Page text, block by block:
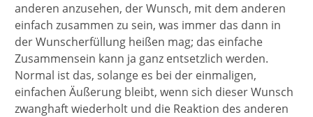
anderen anzusehen, der Wunsch, mit dem anderen
einfach zusammen zu sein, was immer das dann in
der Wunscherfüllung heißen mag; das einfache
Zusammensein kann ja ganz entsetzlich werden.
Normal ist das, solange es bei der einmaligen,
einfachen Äußerung bleibt, wenn sich dieser Wunsch
zwanghaft wiederholt und die Reaktion des anderen